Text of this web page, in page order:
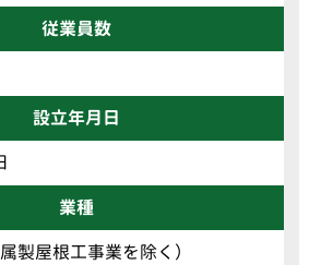
従業員数
設立年月日
業種
製屋根工事業を除く）